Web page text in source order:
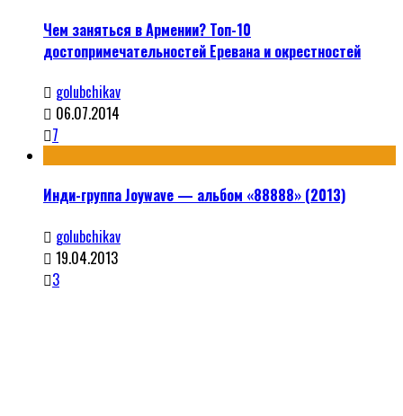
Чем заняться в Армении? Топ-10
достопримечательностей Еревана и окрестностей
golubchikav
06.07.2014
7
Инди-группа Joywave — альбом «88888» (2013)
golubchikav
19.04.2013
3